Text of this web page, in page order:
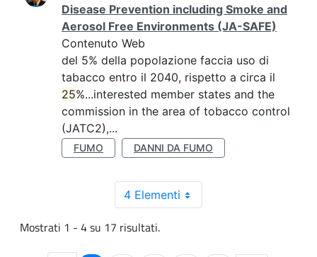
Disease Prevention including Smoke and
Aerosol Free Environments (JA-SAFE)
Contenuto Web
del 5% della popolazione faccia uso di
tabacco entro il 2040, rispetto a circa il
25%...interested member states and the
commission in the area of tobacco control
(JATC2),...
FUMO DANNI DA FUMO
4 Elementi
Mostrati 1 - 4 su 17 risultati.